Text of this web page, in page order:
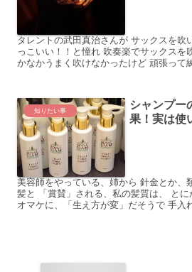
タレントの武田真治さんが サックスを吹
っこいい！！と憧れ 吹奏楽でサックスを
かなかうまく吹けなかったけど 頑張って
知りたい事
シャンプー
果！実は使
美容師をやっている、姉から 針金とか、
髪と 「賞賛」される、私の髪質は、 と
オマケに、「生え方が変」だそうで 手入